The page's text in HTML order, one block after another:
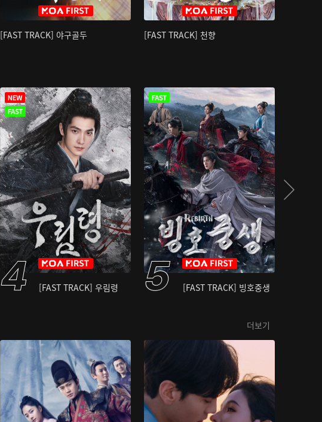
[FAST TRACK] 야구골두 [FAST TRACK] 천향
[FAST TRACK] 우림령 [FAST TRACK] 빙호중생
더보기